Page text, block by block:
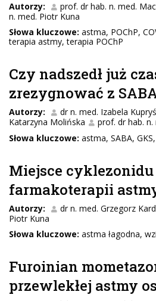
Autorzy: prof. dr hab. n. med.
n. med. Piotr Kuna
Słowa kluczowe: astma, POChP,
terapia astmy, terapia POChP
Czy nadszedł już
zrezygnować z
Autorzy: dr n. med. Izabela
Katarzyna Molińska
prof. dr hab.
Słowa kluczowe: astma, SABA,
Miejsce
farmakoterapii
Autorzy: dr n. med. Grzegorz
Piotr Kuna
Słowa kluczowe: astma łagodna,
Furoinian
przewlekłej astmy